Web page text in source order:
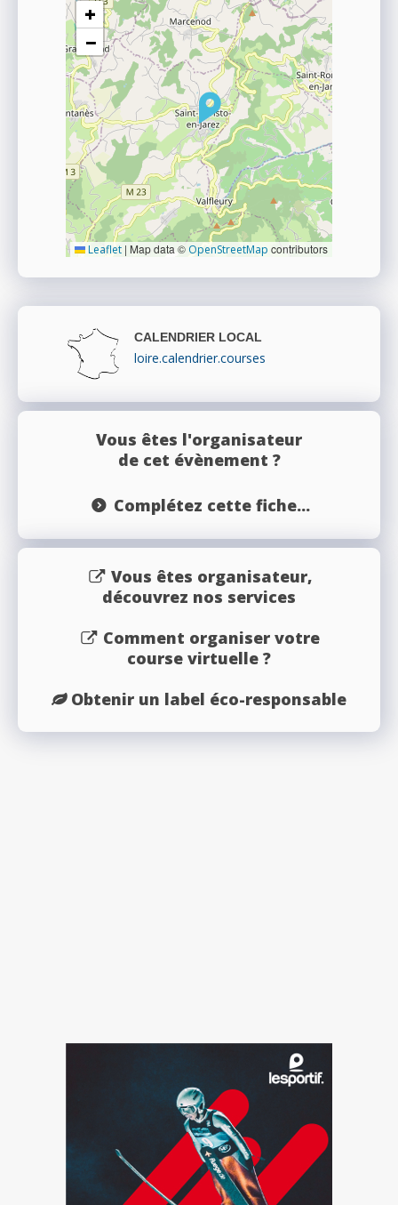
+
−
Leaflet | Map data © OpenStreetMap contributors
CALENDRIER LOCAL
loire.calendrier.courses
Vous êtes l'organisateur
de cet évènement ?
Complétez cette fiche...
Vous êtes organisateur,
découvrez nos services
Comment organiser votre
course virtuelle ?
Obtenir un label éco-responsable